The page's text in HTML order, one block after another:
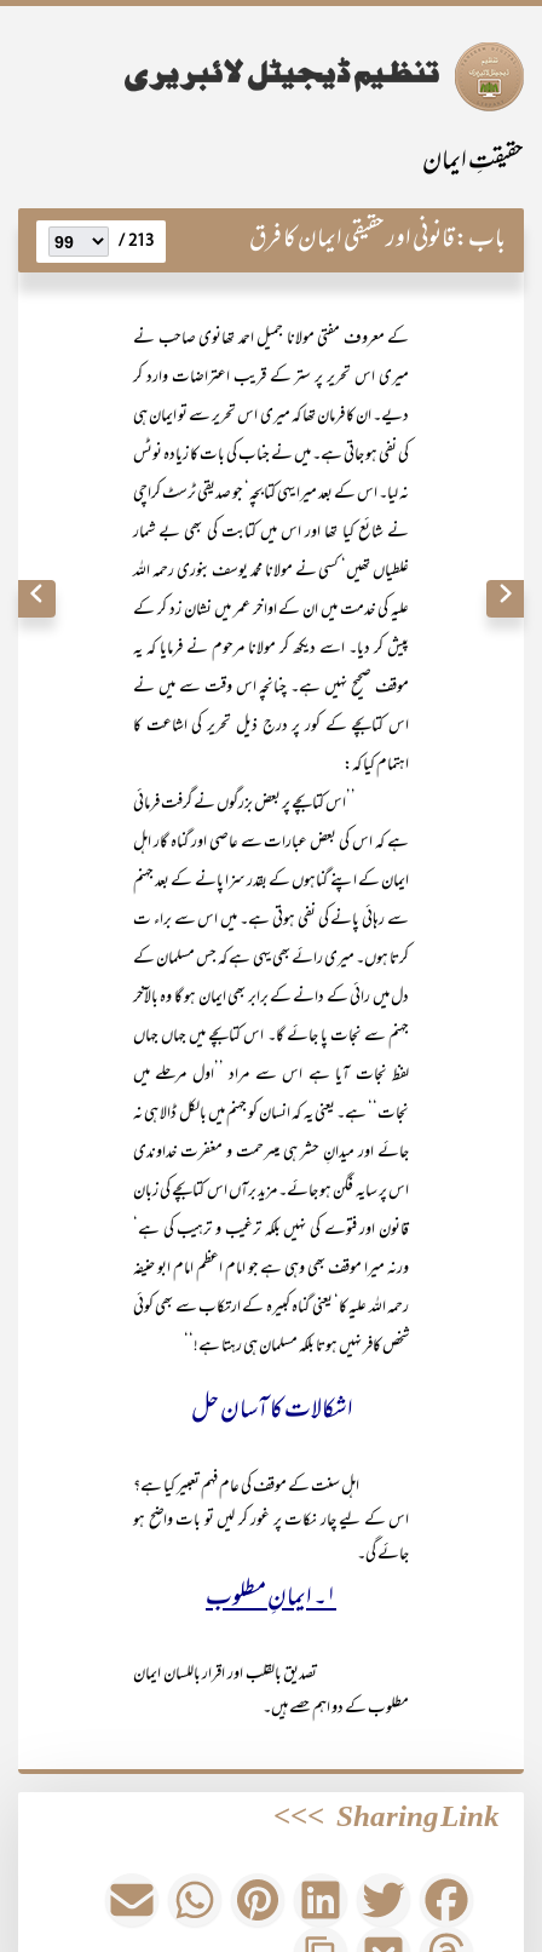
حقیقتِ ایمان
باب:قانونی اور حقیقی ایمان کا فرق 213 /
کے معروف مفتی مولانا جمیل احمد تھانوی صاحب نے
میری اس تحریر پر ستر کے قریب اعتراضات وارد کر
دیے۔ ان کا فرمان تھا کہ میری اس تحریر سے تو ایمان ہی
کی نفی ہو جاتی ہے۔ میں نے جناب کی بات کا زیادہ نوٹس
نہ لیا۔ اس کے بعد میرا یہی کتابچہ‘ جو صدیقی ٹرسٹ کراچی
نے شائع کیا تھا اور اس میں کتابت کی بھی بے شمار
غلطیاں تھیں‘ کسی نے مولانا محمد یوسف بنوری رحمہ اللہ
علیہ کی خدمت میں ان کے اواخر عمر میں نشان زد کر کے
پیش کر دیا۔ اسے دیکھ کر مولانا مرحوم نے فرمایا کہ یہ
موقف صحیح نہیں ہے۔ چنانچہ اس وقت سے میں نے
اس کتابچے کے کور پر درج ذیل تحریر کی اشاعت کا
اہتمام کیا کہ:
’’اس کتابچے پر بعض بزرگوں نے گرفت فرمائی
ہے کہ اس کی بعض عبارات سے عاصی اور گناہ گار اہل
ایمان کے اپنے گناہوں کے بقدر سزا پانے کے بعد جہنم
سے رہائی پانے کی نفی ہوتی ہے۔ میں اس سے براء ت
کرتا ہوں۔ میری رائے بھی یہی ہے کہ جس مسلمان کے
دل میں رائی کے دانے کے برابر بھی ایمان ہو گا وہ بالآخر
جہنم سے نجات پا جائے گا۔ اس کتابچے میں جہاں جہاں
لفظ نجات آیا ہے اس سے مراد ’’اول مرحلے میں
نجات‘‘ ہے۔ یعنی یہ کہ انسان کو جہنم میں بالکل ڈالا ہی نہ
جائے اور میدانِ حشر ہی میںرحمت و مغفرت خداوندی
اس پر سایہ فگن ہو جائے۔ مزید برآں اس کتابچے کی زبان
قانون اور فتوے کی نہیں بلکہ ترغیب و ترہیب کی ہے‘
ورنہ میرا موقف بھی وہی ہے جو امام اعظم امام ابو حنیفہ
رحمہ اللہ علیہ کا‘ یعنی گناہ کبیرہ کے ارتکاب سے بھی کوئی
شخص کافر نہیں ہوتا بلکہ مسلمان ہی رہتا ہے!‘‘
اشکالات کا آسان حل
اہل سنت کے موقف کی عام فہم تعبیر کیا ہے؟
اس کے لیے چار نکات پر غور کر لیں تو بات واضح ہو
جائے گی۔
۱۔ ایمانِ مطلوب
تصدیق بالقلب اور اقرار باللسان ایمان
مطلوب کے دو اہم حصے ہیں۔
Sharing Link
>>>